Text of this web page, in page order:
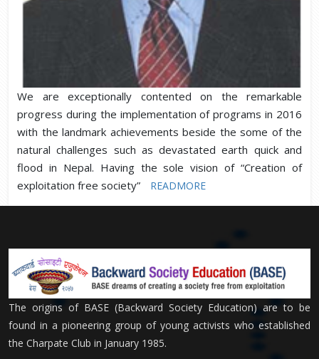
We are exceptionally contented on the remarkable
progress during the implementation of programs in 2016
with the landmark achievements beside the some of the
natural challenges such as devastated earth quick and
flood in Nepal. Having the sole vision of “Creation of
exploitation free society”
READMORE
The origins of BASE (Backward Society Education) are to be
found in a pioneering group of young activists who established
the Charpate Club in January 1985.